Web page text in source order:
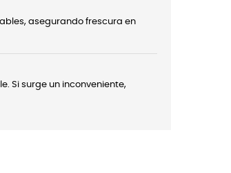
asegurando frescura en
Si surge un inconveniente,